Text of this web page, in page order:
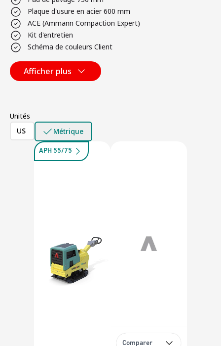
Plaque d'usure en acier 600 mm
ACE (Ammann Compaction Expert)
Kit d'entretien
Schéma de couleurs Client
Afficher plus
Unités
US
Métrique
APH 55/75
Comparer